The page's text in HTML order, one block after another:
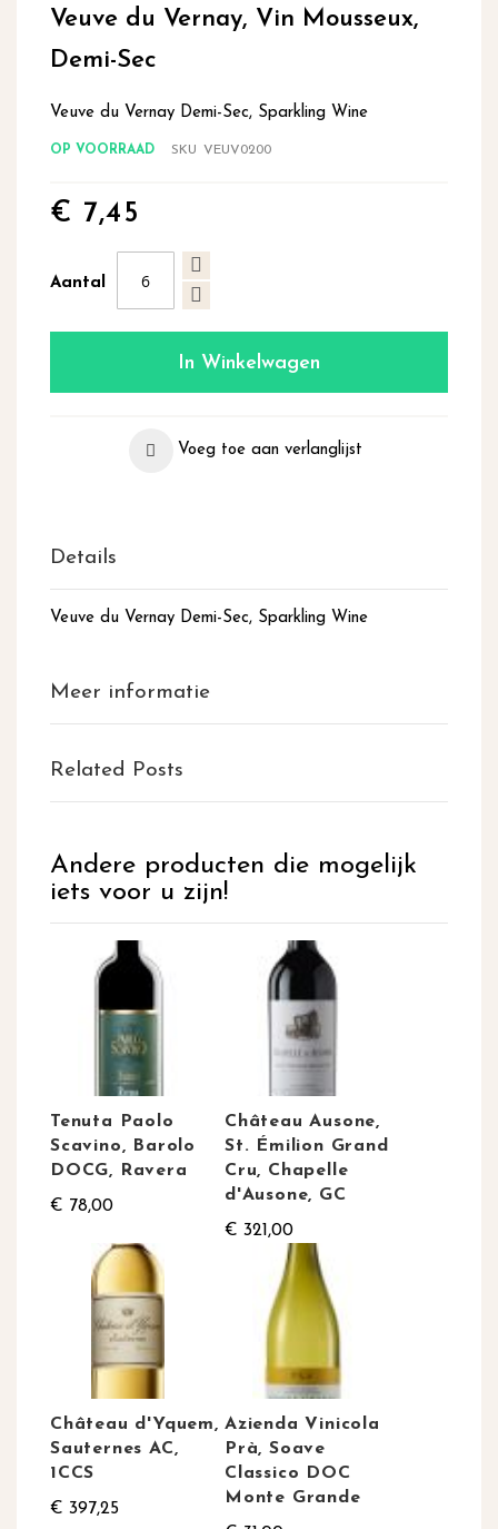
het
van
afbeeldingen-
Veuve du Vernay, Vin Mousseux,
Demi-Sec
Veuve du Vernay Demi-Sec, Sparkling Wine
OP VOORRAAD SKU VEUV0200
€ 7,45
Aantal
In Winkelwagen
Voeg toe aan verlanglijst
Details
Veuve du Vernay Demi-Sec, Sparkling Wine
Meer informatie
Related Posts
Andere producten die mogelijk
iets voor u zijn!
Tenuta Paolo
Scavino, Barolo
DOCG, Ravera
€ 78,00
Château Ausone,
St. Émilion Grand
Cru, Chapelle
d'Ausone, GC
€ 321,00
Château d'Yquem,
Sauternes AC,
1CCS
€ 397,25
Azienda Vinicola
Prà, Soave
Classico DOC
Monte Grande